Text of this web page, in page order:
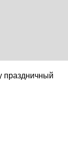
праздничный